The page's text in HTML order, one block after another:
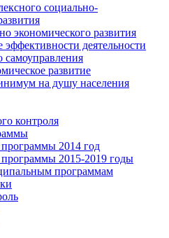
социально-
экономического развития
эффективности деятельности
самоуправления
развитие
на душу населения
контроля
2014 год
2015-2019 годы
программам